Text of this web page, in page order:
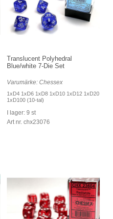
Translucent Polyhedral
Blue/white 7-Die Set
Varumärke: Chessex
1xD4 1xD6 1xD8 1xD10 1xD12 1xD20
1xD100 (10-tal)
I lager: 9 st
Art nr. chx23076